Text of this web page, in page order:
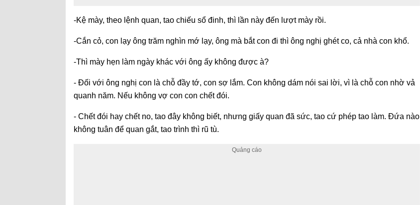
-Kệ mày, theo lệnh quan, tao chiếu sổ đinh, thì lần này đến lượt mày rồi.
-Cắn cỏ, con lạy ông trăm nghìn mớ lạy, ông mà bắt con đi thì ông nghị ghét co, cả nhà con khổ.
-Thì mày hẹn làm ngày khác với ông ấy không được à?
- Đối với ông nghị con là chỗ đầy tớ, con sợ lắm. Con không dám nói sai lời, vì là chỗ con nhờ vả
quanh năm. Nếu không vợ con con chết đói.
- Chết đói hay chết no, tao đây không biết, nhưng giấy quan đã sức, tao cứ phép tao làm. Đứa nào
không tuân để quan gắt, tao trình thì rũ tù.